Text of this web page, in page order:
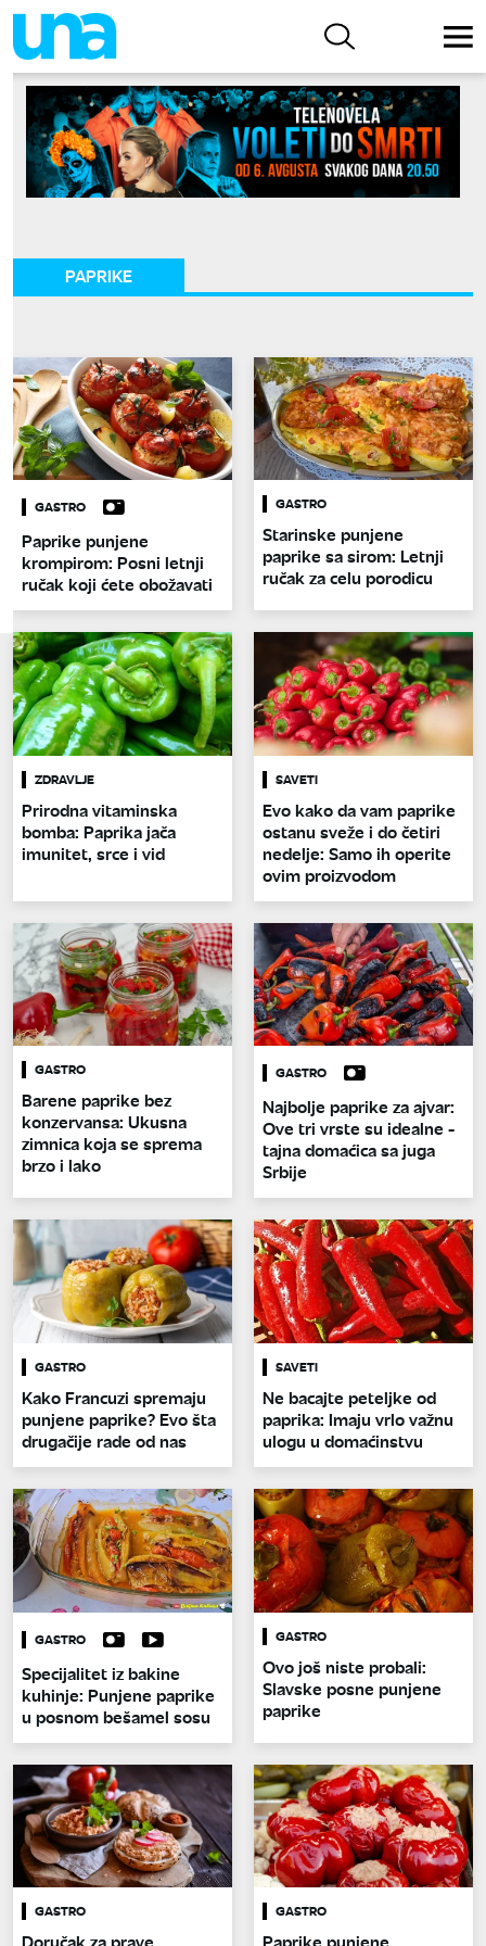
PAPRIKE
GASTRO
Paprike punjene
krompirom: Posni letnji
ručak koji ćete obožavati
GASTRO
Starinske punjene
paprike sa sirom: Letnji
ručak za celu porodicu
ZDRAVLJE
Prirodna vitaminska
bomba: Paprika jača
imunitet, srce i vid
SAVETI
Evo kako da vam paprike
ostanu sveže i do četiri
nedelje: Samo ih operite
ovim proizvodom
GASTRO
Barene paprike bez
konzervansa: Ukusna
zimnica koja se sprema
brzo i lako
GASTRO
Najbolje paprike za ajvar:
Ove tri vrste su idealne -
tajna domaćica sa juga
Srbije
GASTRO
Kako Francuzi spremaju
punjene paprike? Evo šta
drugačije rade od nas
SAVETI
Ne bacajte peteljke od
paprika: Imaju vrlo važnu
ulogu u domaćinstvu
GASTRO
Specijalitet iz bakine
kuhinje: Punjene paprike
u posnom bešamel sosu
GASTRO
Ovo još niste probali:
Slavske posne punjene
paprike
GASTRO
Doručak za prave
GASTRO
Paprike punjene